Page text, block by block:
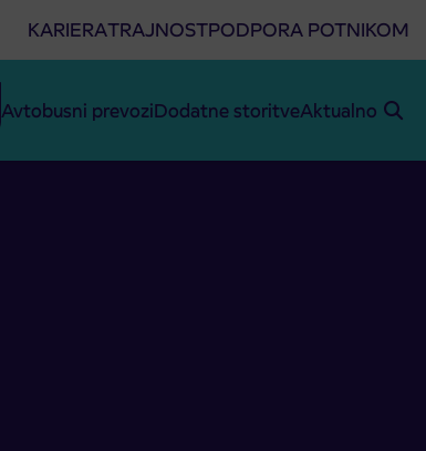
KARIERATRAJNOSTPODPORA POTNIKOM
Avtobusni prevoziDodatne storitveAktualno